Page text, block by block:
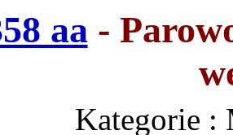
aa-
Kategorie